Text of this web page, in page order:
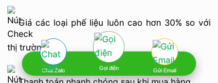
Giá các loại phế liệu luôn cao hơn 30% so với
thị trường
Chat Zalo Gọi điện Gửi Email